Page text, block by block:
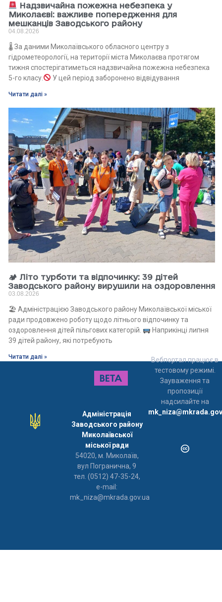
Надзвичайна пожежна небезпека у
Миколаєві: важливе попередження для
мешканців Заводського району
04.08.2026
🌡 За даними Миколаївського обласного центру з
гідрометеорології, на території міста Миколаєва протягом
тижня спостерігатиметься надзвичайна пожежна небезпека
5-го класу.
У цей період заборонено відвідування
Читати далі »
🏕 Літо турботи та відпочинку: 39 дітей
Заводського району вирушили на оздоровлення
03.08.2026
🏖 Адміністрацією Заводського району Миколаївської міської
ради продовжено роботу щодо літнього відпочинку та
оздоровлення дітей пільгових категорій.
Наприкінці липня
39 дітей району, які потребують
Читати далі »
Адміністрація
Заводського району
Миколаївської
міської ради
54020, м. Миколаїв,
вул Погранична, 9
тел. (0512) 47-35-24,
e-mail:
mk_niza@mkrada.gov.ua
Вебпортал працює в
тестовому режимі.
Зауваження та
пропозиції
надсилайте на